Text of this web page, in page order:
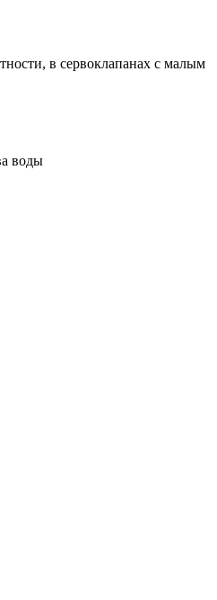
в сервоклапанах с малым
воды